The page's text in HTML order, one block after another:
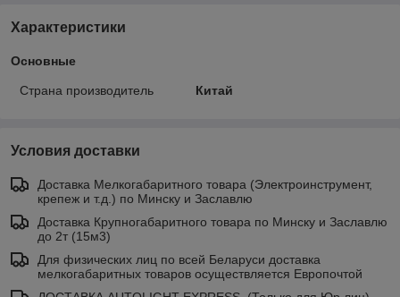
Характеристики
Основные
Страна производитель Китай
Условия доставки
Доставка Мелкогабаритного товара (Электроинструмент,
крепеж и т.д.) по Минску и Заславлю
Доставка Крупногабаритного товара по Минску и Заславлю
до 2т (15м3)
Для физических лиц по всей Беларуси доставка
мелкогабаритных товаров осуществляется Европочтой